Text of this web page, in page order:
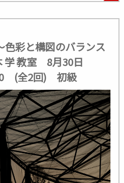
色彩と構図のバランス
学 教室 8月30日
(全2回) 初級